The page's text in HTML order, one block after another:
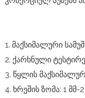
1. მაქსიმალური
2. ქარხნული
3. წყლის
4. ხრეშის ზომა: 1 მმ-2